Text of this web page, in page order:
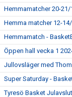
Hemmamatcher 20-21/
Hemma matcher 12-
Hemmamatch -
Öppen hall vecka 1
Jullovsläger med
Super Saturday -
Tyresö Basket